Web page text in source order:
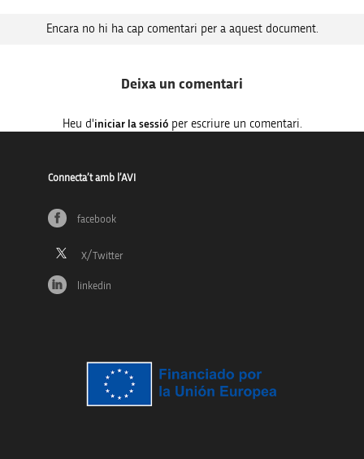
Encara no hi ha cap comentari per a aquest document.
Deixa un comentari
Heu d'iniciar la sessióper escriure un comentari.
Connecta’t amb l’AVI
facebook
linkedin